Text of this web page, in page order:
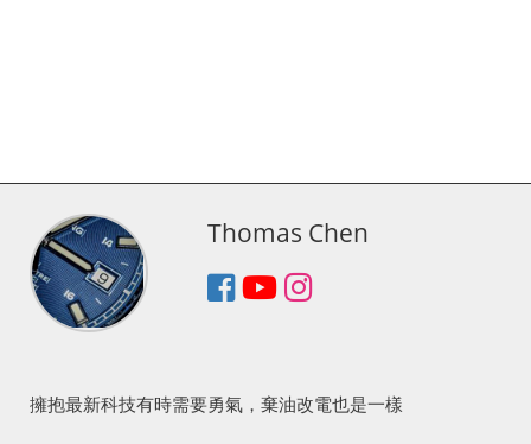
Thomas Chen
擁抱最新科技有時需要勇氣，棄油改電也是一樣